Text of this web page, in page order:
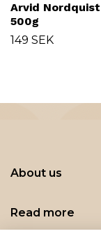
Arvid
500g
149 SEK
About us
Read more